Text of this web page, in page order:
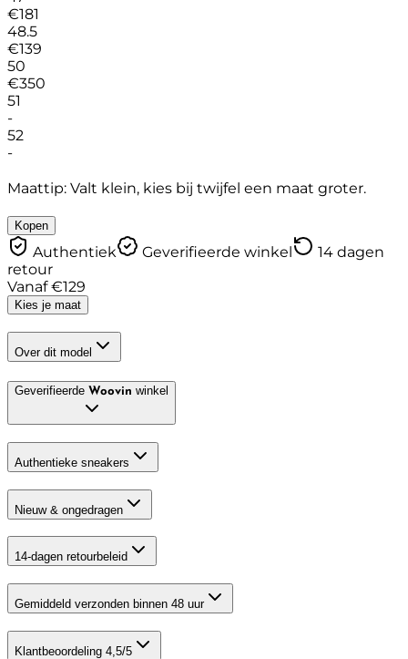
€181
48.5
€139
50
€350
51
-
52
-
Maattip: Valt klein, kies bij twijfel een maat groter.
Kopen
Authentiek Geverifieerde winkel
14 dagen
retour
Vanaf€129
Kies je maat
Over dit model
Geverifieerde Woovin winkel
Authentieke sneakers
Nieuw & ongedragen
14-dagen retourbeleid
Gemiddeld verzonden binnen 48 uur
Klantbeoordeling 4,5/5